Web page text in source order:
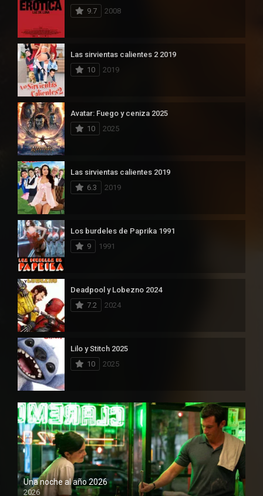
9.7 2008
Las sirvientas calientes 2 2019
10
2019
Avatar: Fuego y ceniza 2025
10
2025
Las sirvientas calientes 2019
6.3
2019
Los burdeles de Paprika 1991
9
1991
Deadpool y Lobezno 2024
7.2
2024
Lilo y Stitch 2025
10
2025
Una noche al año 2026
2026